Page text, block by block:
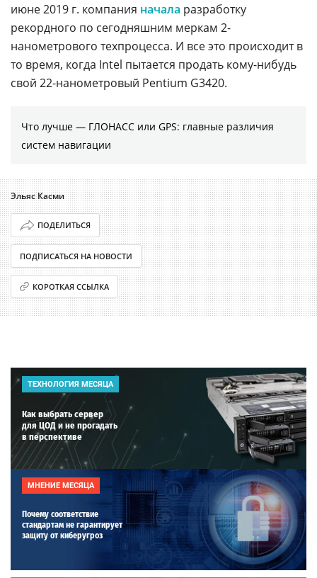
июне 2019 г. компания начала разработку
рекордного по сегодняшним меркам 2-
нанометрового техпроцесса. И все это происходит в
то время, когда Intel пытается продать кому-нибудь
свой 22-нанометровый Pentium G3420.
Что лучше — ГЛОНАСС или GPS: главные различия
систем навигации
Эльяс Касми
ПОДЕЛИТЬСЯ
ПОДПИСАТЬСЯ НА НОВОСТИ
КОРОТКАЯ ССЫЛКА
ТЕХНОЛОГИЯ МЕСЯЦА
Как выбрать сервер
для ЦОД и не прогадать
в перспективе
МНЕНИЕ МЕСЯЦА
Почему соответствие
стандартам не гарантирует
защиту от киберугроз